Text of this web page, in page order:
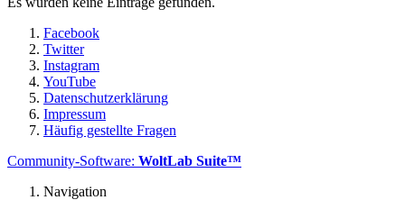
Facebook
Twitter
Instagram
YouTube
Datenschutzerklärung
Impressum
Häufig gestellte Fragen
Community-Software: WoltLab Suite™
Navigation